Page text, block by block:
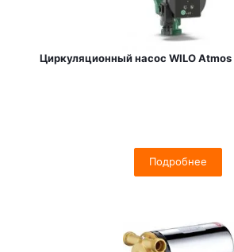
Циркуляционный насос WILO Atmos
Подробнее